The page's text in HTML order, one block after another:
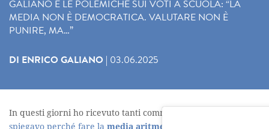
GALIANO E LE POLEMICHE SUI VOTI A SCUOLA: “LA
MEDIA NON È DEMOCRATICA. VALUTARE NON È
PUNIRE, MA…”
DI ENRICO GALIANO | 03.06.2025
In questi giorni ho ricevuto tanti commenti al
spiegavo perché fare la media aritmetica dei voti